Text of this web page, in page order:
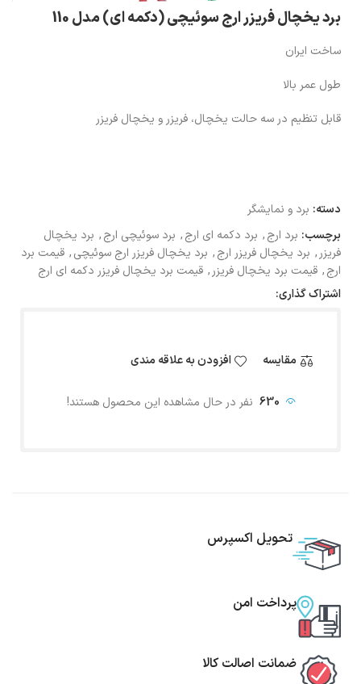
برد یخچال فریزر ارج سوئیچی (دکمه ای) مدل 110
ساخت ایران
طول عمر بالا
قابل تنظیم در سه حالت یخچال، فریزر و یخچال فریزر
دسته: برد و نمایشگر
برچسب: برد ارج, برد دکمه ای ارج, برد سوئیچی ارج, برد یخچال
فریزر , برد یخچال فریزر ارج, برد یخچال فریزر ارج سوئیچی, قیمت برد
ارج, قیمت برد یخچال فریزر , قیمت برد یخچال فریزر دکمه ای ارج
اشتراک گذاری:
مقایسه افزودن به علاقه مندی
630 نفر در حال مشاهده این محصول هستند!
تحویل اکسپرس
پرداخت امن
ضمانت اصالت کالا